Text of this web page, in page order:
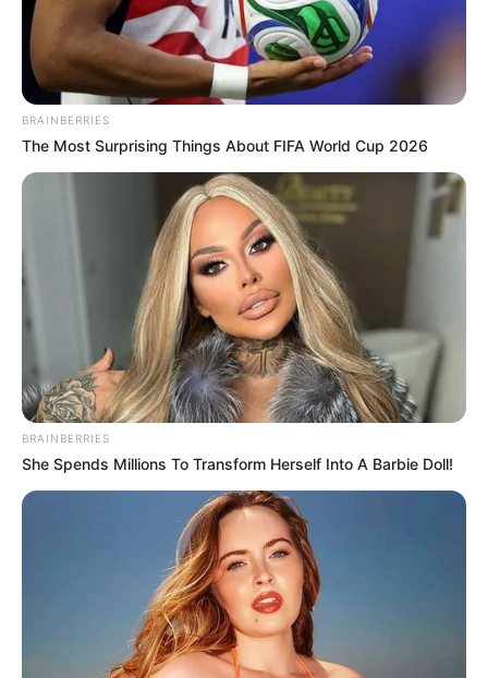
BRAINBERRIES
The Most Surprising Things About FIFA World Cup 2026
BRAINBERRIES
She Spends Millions To Transform Herself Into A Barbie Doll!